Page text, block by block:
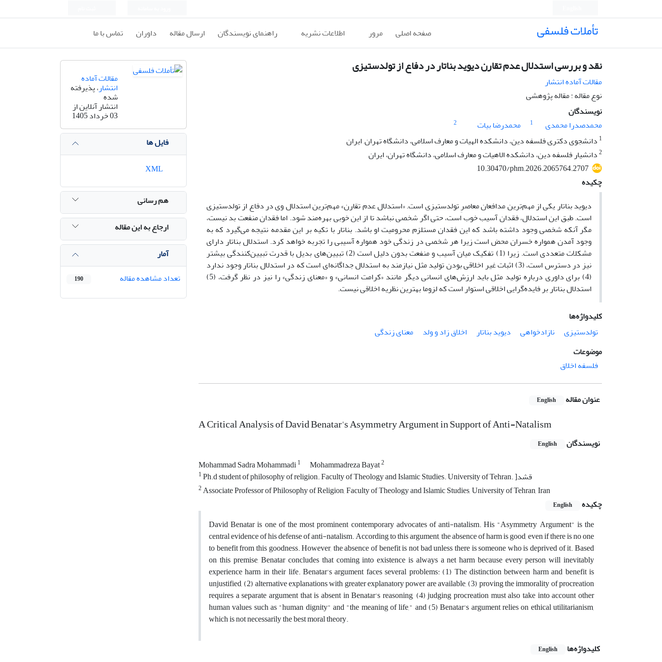
تأملات فلسفی صفحه اصلی مرور اطلاعات نشریه راهنمای نویسندگان ارسال مقاله داوران تماس با ما
نقد و بررسی استدلال عدم تقارن دیوید بناتار در دفاع از تولدستیزی
مقالات آماده انتشار
نوع مقاله : مقاله پژوهشی
نویسندگان
محمدصدرا محمدی
1 محمدرضا بیات
2
1 دانشجوی دکتری فلسفه دین، دانشکده الهیات و معارف اسلامی، دانشگاه تهران, ایران
2دانشیار فلسفه دین، دانشکده الاهیات و معارف اسلامی، دانشگاه تهران، ایران
10.30470/phm.2026.2065764.2707
چکیده
دیوید بناتار یکی از مهم‌ترین مدافعان معاصرِ تولد‌ستیزی است. «استدلال عدم ‌تقارن» مهم‌ترین استدلال وی در دفاع از تولد‌ستیزی
است. طبق این استدلال، فقدان آسیب خوب است، حتی اگر شخصی نباشد تا از این خوبی بهره‌مند شود. اما فقدان منفعت بد نیست،
مگر آنکه شخصی وجود داشته باشد که این فقدان مستلزم محرومیت او باشد. بناتار با تکیه بر این مقدمه نتیجه می‌گیرد که به
وجود آمدن همواره خسران محض است زیرا هر شخصی در زندگی خود همواره آسیبی را تجربه خواهد کرد. استدلال بناتار دارای
مشکلات متعددی است. زیرا (1) تفکیک میان آسیب و منفعت بدون دلیل است (2) تبیین‌های بدیل با قدرت تبیین‌کنندگی بیشتر
نیز در دسترس است، (3) اثبات غیر اخلاقی بودن تولید مثل نیازمند به استدلال جداگانه‌ای است که در استدلال بناتار وجود ندارد
(4) برای داوری درباره تولید مثل باید ارزش‌های انسانی دیگر مانند «کرامت انسانی» و «معنای زندگی» را نیز در نظر گرفت، (5)
استدلال بناتار بر فایده‌گرایی اخلاقی استوار است که لزوما بهترین نظریه اخلاقی نیست.
کلیدواژه‌ها
تولدستیزی
نازادخواهی دیوید بناتار اخلاق زاد و ولد
معنای زندگی
موضوعات
فلسفه اخلاق
عنوان مقاله English
A Critical Analysis of David Benatar's Asymmetry Argument in Support of Anti-Natalism
نویسندگان English
Mohammad Sadra Mohammadi1 Mohammadreza Bayat2
1
Ph.d student of philosophy of religion. Faculty of Theology and Islamic Studies. University of Tehran. ]قشد
2Associate Professor of Philosophy of Religion, Faculty of Theology and Islamic Studies, University of Tehran, Iran
چکیده
English
David Benatar is one of the most prominent contemporary advocates of anti-natalism. His "Asymmetry Argument" is the
central evidence of his defense of anti-natalism. According to this argument, the absence of harm is good, even if there is no one
to benefit from this goodness. However, the absence of benefit is not bad unless there is someone who is deprived of it. Based
on this premise, Benatar concludes that coming into existence is always a net harm because every person will inevitably
experience harm in their life. Benatar's argument faces several problems: (1) The distinction between harm and benefit is
unjustified, (2) alternative explanations with greater explanatory power are available, (3) proving the immorality of procreation
requires a separate argument that is absent in Benatar's reasoning, (4) judging procreation must also take into account other
human values such as "human dignity" and "the meaning of life," and (5) Benatar's argument relies on ethical utilitarianism,
which is not necessarily the best moral theory.
کلیدواژه‌ها
English
مقالات آماده
انتشار، پذیرفته
شده
انتشار آنلاین از
03 خرداد 1405
فایل ها
هم رسانی
ارجاع به این مقاله
آمار
تعداد مشاهده مقاله
190